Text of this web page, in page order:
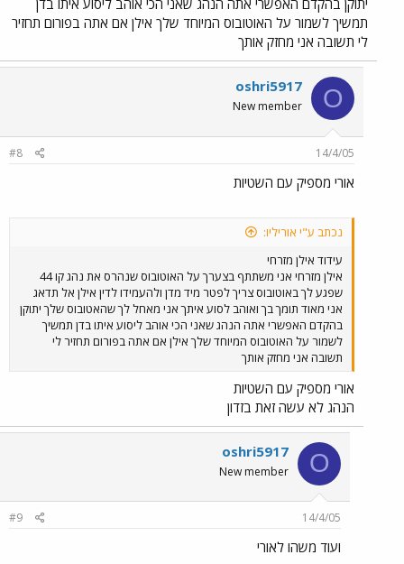
יתוקן בהקדם האפשרי אתה הנהג שאני הכי אוהב ליסוע איתו בדן
תמשיך לשמור על האוטובוס המיוחד שלך אילן אם אתה בפורום תחזיר
לי תשובה אני מחזק אותך
O
oshri5917
New member
14/4/05
#8
אורי מספיק עם השטיות
נכתב ע"י אוריליו:
עידוד אילן מזרחי
אילן מזרחי אני משתתף בצערך על האוטובוס שנהרס את נהג קו 44
שפגע לך באוטובוס צריך לפטר מיד מדן ולהעמידו לדין אילן אל תדאג
אני מאוד תומך בך ואוהב לסוע איתך אני מאחל לך שהאטובוס שלך יתוקן
בהקדם האפשרי אתה הנהג שאני הכי אוהב ליסוע איתו בדן תמשיך
לשמור על האוטובוס המיוחד שלך אילן אם אתה בפורום תחזיר לי
תשובה אני מחזק אותך
אורי מספיק עם השטיות
הנהג לא עשה זאת בזדון
O
oshri5917
New member
14/4/05
#9
ועוד משהו לאורי